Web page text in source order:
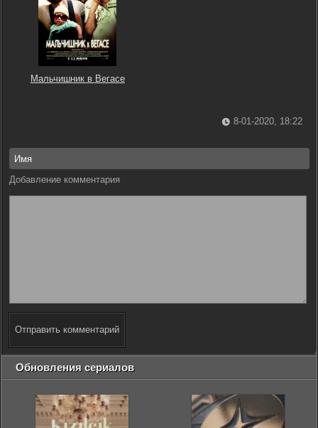
Мальчишник в Вегасе
8-01-2020, 18:22
Добавление комментария
Отправить комментарий
Обновления сериалов